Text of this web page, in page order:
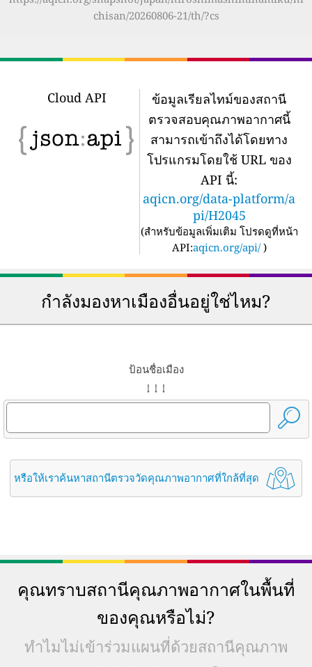
chisan/20260806-21/th/?cs
Cloud API
ข้อมูลเรียลไทม์ของสถานี
ตรวจสอบคุณภาพอากาศนี้
สามารถเข้าถึงได้โดยทาง
โปรแกรมโดยใช้ URL ของ
API นี้:
aqicn.org/data-platform/a
pi/H2045
(สำหรับข้อมูลเพิ่มเติม โปรดดูที่หน้า
API:aqicn.org/api/ )
กำลังมองหาเมืองอื่นอยู่ใช่ไหม?
ป้อนชื่อเมือง
↓ ↓ ↓
หรือให้เราค้นหาสถานีตรวจวัดคุณภาพอากาศที่ใกล้ที่สุด
คุณทราบสถานีคุณภาพอากาศในพื้นที่
ของคุณหรือไม่?
ทำไมไม่เข้าร่วมแผนที่ด้วยสถานีคุณภาพ